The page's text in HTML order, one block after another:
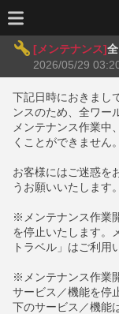
[メンテナンス]
2026/05/29
下記日時におきまし
ンスのため、全ワー
メンテナンス作業中
くことができません。
お客様にはご迷惑を
うお願いいたします。
※メンテナンス作業
を停止いたします。
トラベル」はご利用
※メンテナンス作業
サービス／機能を停
下のサービス／機能